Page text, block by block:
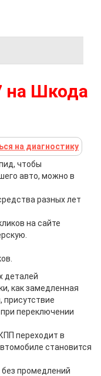
на Шкода
на диагностику
, чтобы
авто, можно в
разных лет
на сайте
деталей
как замедленная
присутствие
переключении
переходит в
становится
промедлений